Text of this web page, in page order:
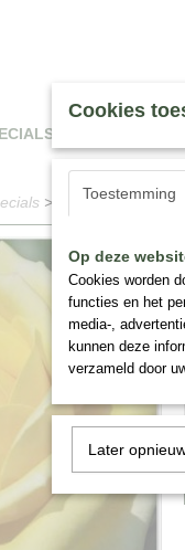
> Rosa Diamonds
Cookies
Toestemming
Op deze
Cookies worden
functies en het
media-,
kunnen deze
verzameld door
Later